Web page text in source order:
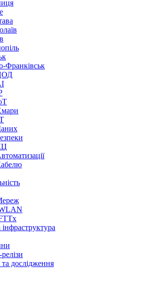
Франківськ
дослідження